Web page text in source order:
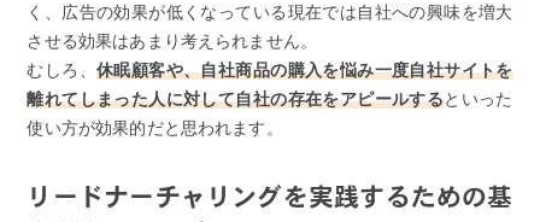
く、広告の効果が低くなっている現在では自社への興味を増大
させる効果はあまり考えられません。
むしろ、休眠顧客や、自社商品の購入を悩み一度自社サイトを
離れてしまった人に対して自社の存在をアピールするといった
使い方が効果的だと思われます。
リードナーチャリングを実践するための基